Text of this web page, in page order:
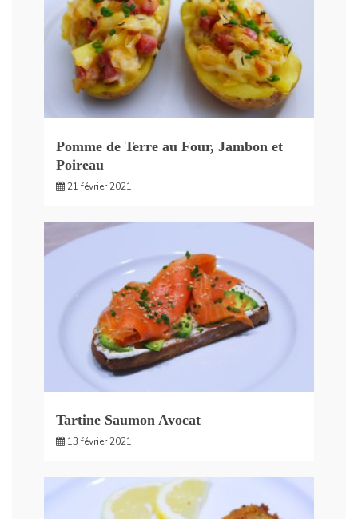
Pomme de Terre au Four, Jambon et
Poireau
21 février 2021
Tartine Saumon Avocat
13 février 2021